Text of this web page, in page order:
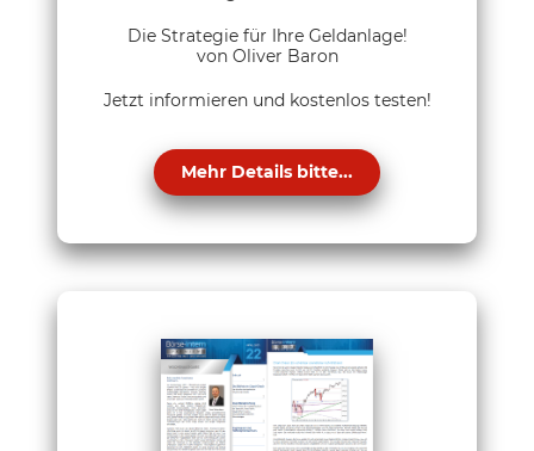
Die Strategie für Ihre Geldanlage!
von Oliver Baron
Jetzt informieren und kostenlos testen!
Mehr Details bitte...